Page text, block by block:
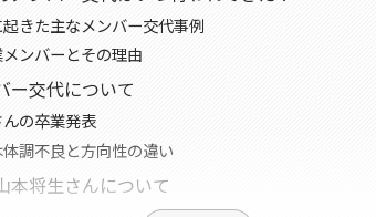
きた主なメンバー交代事例
ンバーとその理由
ー交代について
の卒業発表
調不良と方向性の違い
本将生さんについて